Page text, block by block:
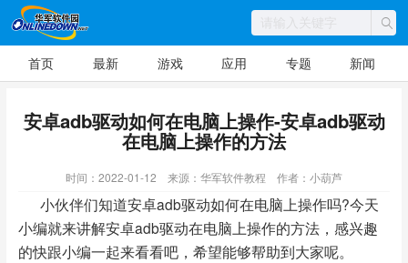
首页 最新 游戏 应用 专题 新闻
安卓adb驱动如何在电脑上操作-安卓adb驱动
在电脑上操作的方法
时间：2022-01-12 来源：华军软件教程 作者：小葫芦
小伙伴们知道安卓adb驱动如何在电脑上操作吗?今天
小编就来讲解安卓adb驱动在电脑上操作的方法，感兴趣
的快跟小编一起来看看吧，希望能够帮助到大家呢。